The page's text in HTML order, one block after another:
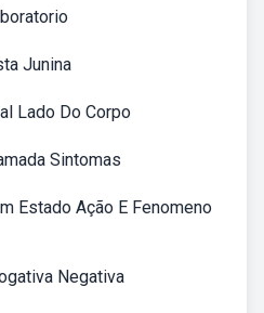
Junina
Lado Do Corpo
Sintomas
Estado Ação E Fenomeno
Negativa